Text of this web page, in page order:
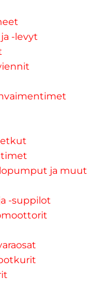
-levyt
ja muut
-suppilot